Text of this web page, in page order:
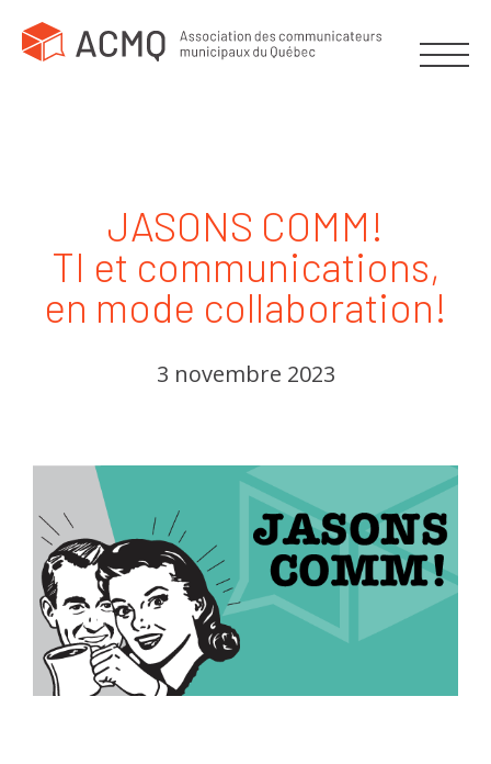
JASONS COMM!
TI et communications,
en mode collaboration!
3 novembre 2023